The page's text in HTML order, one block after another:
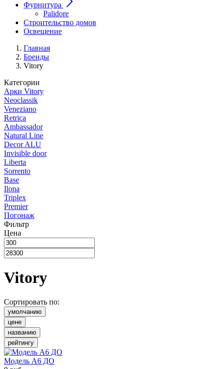
Фурнитура
Palidore
Строительство домов
Освещение
Главная
Бренды
Vitory
Категории
Арки Vitory
Neoclassik
Veneziano
Retrica
Ambassador
Natural Line
Decor ALU
Invisible door
Liberta
Sorrento
Base
Ilona
Triplex
Premier
Погонаж
Фильтр
Цена
Vitory
Сортировать по:
умолчанию
цене
названию
рейтингу
Модель А6 ДО